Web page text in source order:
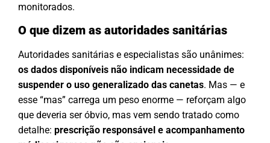
monitorados.
O que dizem as autoridades sanitárias
Autoridades sanitárias e especialistas são unânimes:
os dados disponíveis não indicam necessidade de
suspender o uso generalizado das canetas. Mas — e
esse “mas” carrega um peso enorme — reforçam algo
que deveria ser óbvio, mas vem sendo tratado como
detalhe: prescrição responsável e acompanhamento